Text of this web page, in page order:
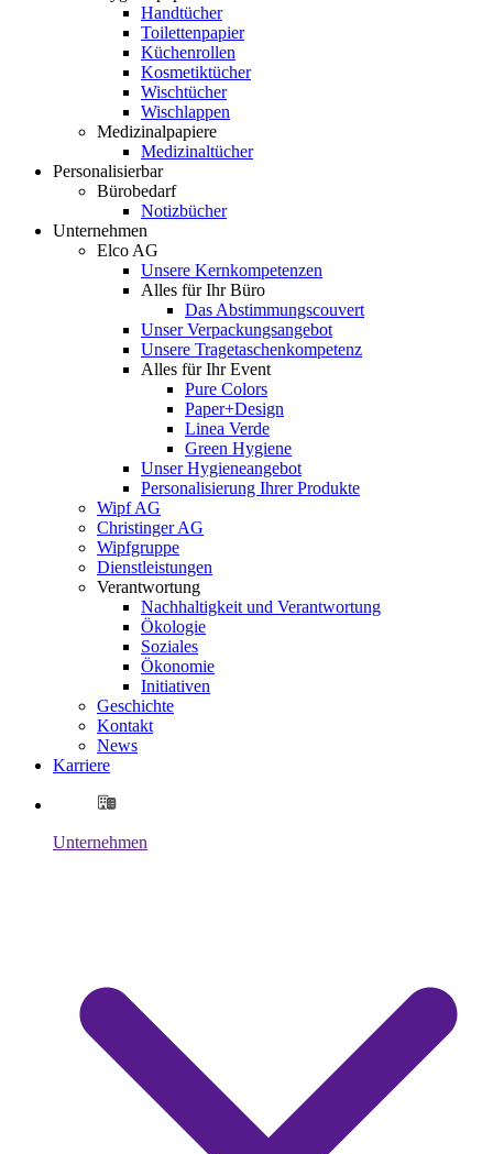
Handtücher
Toilettenpapier
Küchenrollen
Kosmetiktücher
Wischtücher
Wischlappen
Medizinalpapiere
Medizinaltücher
Personalisierbar
Bürobedarf
Notizbücher
Unternehmen
Elco AG
Unsere Kernkompetenzen
Alles für Ihr Büro
Das Abstimmungscouvert
Unser Verpackungsangebot
Unsere Tragetaschenkompetenz
Alles für Ihr Event
Pure Colors
Paper+Design
Linea Verde
Green Hygiene
Unser Hygieneangebot
Personalisierung Ihrer Produkte
Wipf AG
Christinger AG
Wipfgruppe
Dienstleistungen
Verantwortung
Nachhaltigkeit und Verantwortung
Ökologie
Soziales
Ökonomie
Initiativen
Geschichte
Kontakt
News
Karriere
Unternehmen